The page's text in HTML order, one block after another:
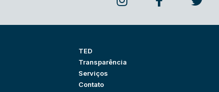
TED
Transparência
Serviços
Contato